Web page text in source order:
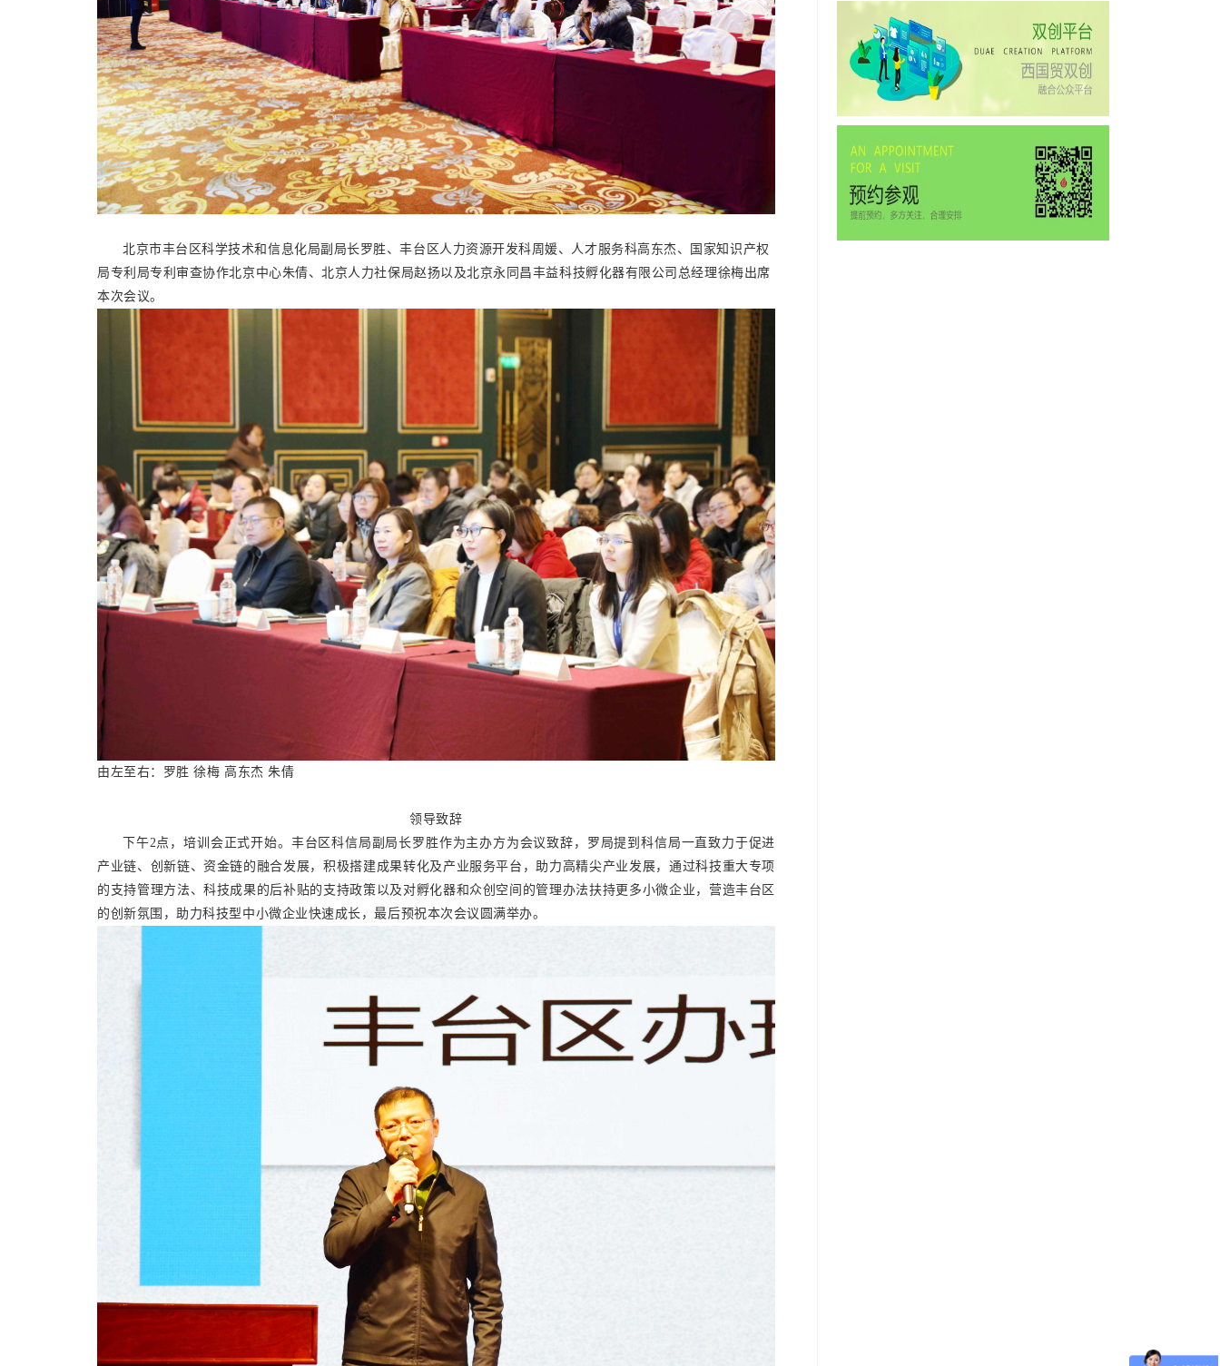
北京市丰台区科学技术和信息化局副局长罗胜、丰台区人力资源开发科周媛、人才服务科高东杰、国家知识产权
局专利局专利审查协作北京中心朱倩、北京人力社保局赵扬以及北京永同昌丰益科技孵化器有限公司总经理徐梅出席
本次会议。
由左至右：罗胜 徐梅 高东杰 朱倩
领导致辞
下午2点，培训会正式开始。丰台区科信局副局长罗胜作为主办方为会议致辞，罗局提到科信局一直致力于促进
产业链、创新链、资金链的融合发展，积极搭建成果转化及产业服务平台，助力高精尖产业发展，通过科技重大专项
的支持管理方法、科技成果的后补贴的支持政策以及对孵化器和众创空间的管理办法扶持更多小微企业，营造丰台区
的创新氛围，助力科技型中小微企业快速成长，最后预祝本次会议圆满举办。